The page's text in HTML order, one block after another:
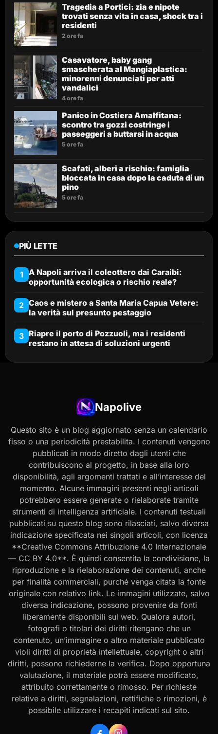
Tragedia a Portici: zia e nipote
trovati senza vita in casa, shock tra i
residenti
2 ore fa
Casavatore, baby gang
smascherata al Mangiaplastica:
minorenni denunciati per atti
vandalici
4 ore fa
Panico in Costiera Amalfitana:
scontro tra gozzi costringe i
passeggeri a buttarsi in acqua
5 ore fa
Scafati, alberi a rischio: famiglia
bloccata in casa dopo la caduta di un
pino
5 ore fa
PIÙ LETTE
1 A Napoli arriva il coleottero dai Caraibi:
opportunità ecologica o rischio reale?
2 Caos e mistero a Santa Maria Capua Vetere:
la verità sul presunto pestaggio
3 Riapre il porto di Pozzuoli, ma i residenti
restano in attesa di soluzioni urgenti
Napolive
Questo sito è un blog aggiornato senza un calendario
fisso o una periodicità prestabilita. I contenuti vengono
pubblicati in modo diretto dagli utenti che
contribuiscono al progetto, in base alla loro
disponibilità, agli argomenti trattati e all’interesse del
momento. Alcune immagini presenti negli articoli
potrebbero essere generate o rielaborate tramite
strumenti di intelligenza artificiale. I contenuti testuali
pubblicati su questo blog sono rilasciati, salvo diversa
indicazione specificata nei singoli articoli, con licenza
**Creative Commons Attribuzione 4.0 Internazionale
— CC BY 4.0**. È quindi consentita la condivisione, la
riproduzione e la rielaborazione dei contenuti, anche
per finalità commerciali, purché venga citata la fonte
originale con relativo link. Le immagini utilizzate, salvo
diversa indicazione, possono provenire da fonti
liberamente disponibili sul web. Qualora autori,
fotografi o titolari dei diritti ritengano che un
contenuto, un’immagine o altro materiale pubblicato
violi diritti di proprietà intellettuale, copyright o altri
diritti, possono richiederne la verifica. Dopo opportuna
valutazione, il materiale potrà essere modificato,
attribuito correttamente o rimosso. Per richieste
relative a diritti, segnalazioni, rettifiche o rimozioni, è
possibile utilizzare i recapiti indicati sul sito.